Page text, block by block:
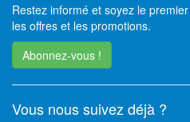
Restez informé et soyez le
les offres et les promotions.
Abonnez-vous !
Vous nous suivez déjà ?